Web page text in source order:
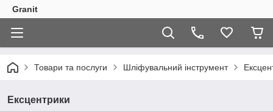
Granit
Товари та послуги Шліфувальний інструмент
Ексцентрики